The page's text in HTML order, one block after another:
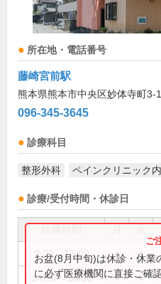
所在地・電話番号
藤崎宮前駅
熊本県熊本市中央区妙体寺町3-1
096-345-3645
診療科目
整形外科 ペインクリニック
診療/受付時間・休診日
9:00～13:00 ● ●
14:00～18:00 ● ●
お盆(8月中旬)は休診・休業
に必ず医療機関に直接ご確